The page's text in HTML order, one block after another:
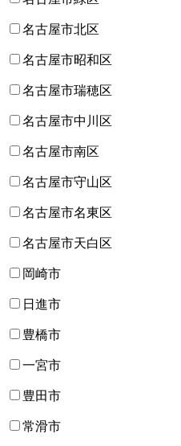
名古屋市北区
名古屋市昭和区
名古屋市瑞穂区
名古屋市中川区
名古屋市南区
名古屋市守山区
名古屋市名東区
名古屋市天白区
岡崎市
日進市
豊橋市
一宮市
豊田市
常滑市